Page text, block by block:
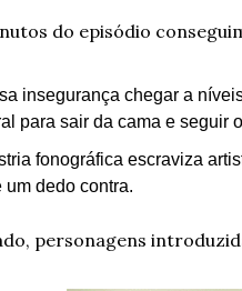
do episódio
insegurança chegar a
para sair da cama e seguir
fonográfica escraviza
dedo contra.
personagens